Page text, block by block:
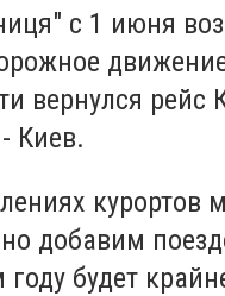
с 1 июня
вернулся рейс
Киев.
курортов
добавим
году будет